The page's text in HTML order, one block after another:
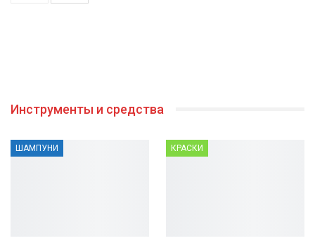
Инструменты и средства
ШАМПУНИ КРАСКИ